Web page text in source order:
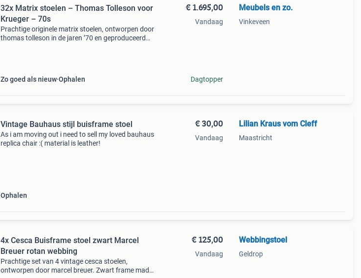
32x Matrix stoelen – Thomas Tolleson voor
Krueger – 70s
Prachtige originele matrix stoelen, ontworpen door
thomas tolleson in de jaren ’70 en geproduceerd
Zo goed als nieuw Ophalen
€ 1.695,00
Vandaag
Dagtopper
Meubels en zo.
Vinkeveen
Vintage Bauhaus stijl buisframe stoel
As i am moving out i need to sell my loved bauhaus
replica chair :( material is leather!
Ophalen
€ 30,00
Vandaag
Lilian Kraus vom Cleff
Maastricht
4x Cesca Buisframe stoel zwart Marcel
Breuer rotan webbing
Prachtige set van 4 vintage cesca stoelen,
ontworpen door marcel breuer. Zwart frame made
€ 125,00
Vandaag
Webbingstoel
Geldrop